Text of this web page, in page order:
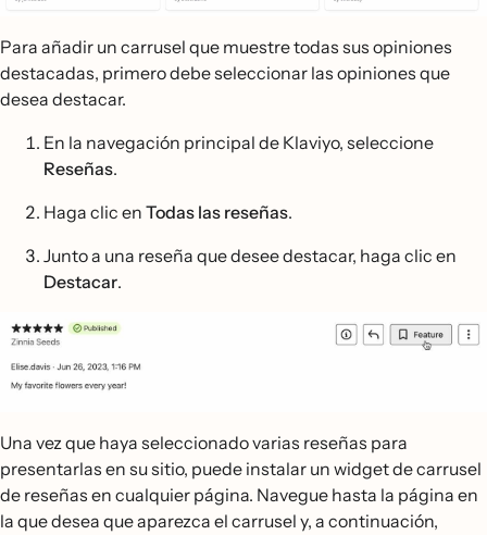
Para añadir un carrusel que muestre todas sus opiniones
destacadas, primero debe seleccionar las opiniones que
desea destacar.
En la navegación principal de Klaviyo, seleccione
Reseñas.
Haga clic en Todas las reseñas.
Junto a una reseña que desee destacar, haga clic en
Destacar.
Una vez que haya seleccionado varias reseñas para
presentarlas en su sitio, puede instalar un widget de carrusel
de reseñas en cualquier página. Navegue hasta la página en
la que desea que aparezca el carrusel y, a continuación,